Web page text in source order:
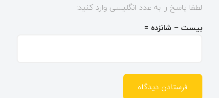
لطفا پاسخ را به عدد انگلیسی وارد کنید:
بیست − شانزده =